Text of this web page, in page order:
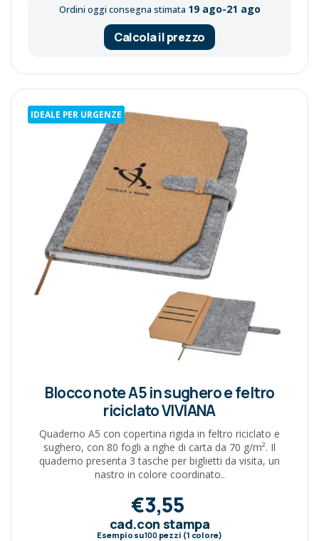
Ordini oggi consegna stimata 19 ago-21 ago
Calcola il prezzo
IDEALE PER URGENZE
Blocco note A5 in sughero e feltro
riciclato VIVIANA
Quaderno A5 con copertina rigida in feltro riciclato e
sughero, con 80 fogli a righe di carta da 70 g/m². Il
quaderno presenta 3 tasche per biglietti da visita, un
nastro in colore coordinato..
€3,55
cad.con stampa
Esempio su100pezzi (1 colore)